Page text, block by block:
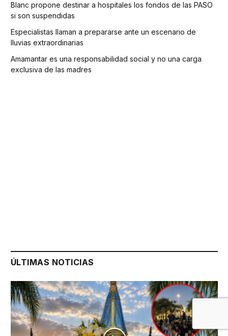
Blanc propone destinar a hospitales los fondos de las PASO
si son suspendidas
Especialistas llaman a prepararse ante un escenario de
lluvias extraordinarias
Amamantar es una responsabilidad social y no una carga
exclusiva de las madres
ÚLTIMAS NOTICIAS